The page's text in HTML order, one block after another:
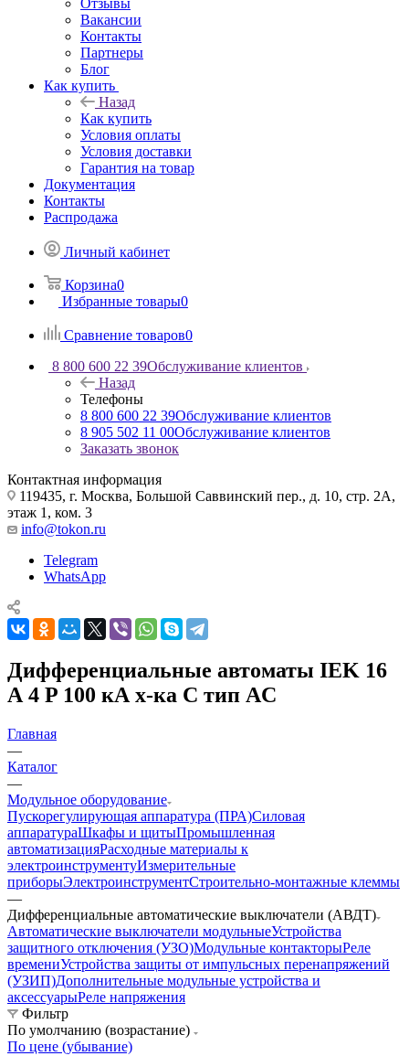
Отзывы
Вакансии
Контакты
Партнеры
Блог
Как купить
Назад
Как купить
Условия оплаты
Условия доставки
Гарантия на товар
Документация
Контакты
Распродажа
Личный кабинет
Корзина0
Избранные товары0
Сравнение товаров0
8 800 600 22 39Обслуживание клиентов
Назад
Телефоны
8 800 600 22 39Обслуживание клиентов
8 905 502 11 00Обслуживание клиентов
Заказать звонок
Контактная информация
119435, г. Москва, Большой Саввинский пер., д. 10, стр. 2А,
этаж 1, ком. 3
info@tokon.ru
Telegram
WhatsApp
Дифференциальные автоматы IEK 16
А 4 P 100 кА х-ка C тип AC
Главная
—
Каталог
—
Модульное оборудование
Пускорегулирующая аппаратура (ПРА)Силовая
аппаратураШкафы и щитыПромышленная
автоматизацияРасходные материалы к
электроинструментуИзмерительные
приборыЭлектроинструментСтроительно-монтажные клеммы
—
Дифференциальные автоматические выключатели (АВДТ)
Автоматические выключатели модульныеУстройства
защитного отключения (УЗО)Модульные контакторыРеле
времениУстройства защиты от импульсных перенапряжений
(УЗИП)Дополнительные модульные устройства и
аксессуарыРеле напряжения
Фильтр
По умолчанию (возрастание)
По цене (убывание)